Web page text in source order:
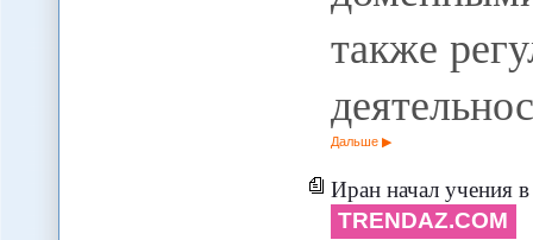
также
Дальше
Иран начал учения
TRENDAZ.COM